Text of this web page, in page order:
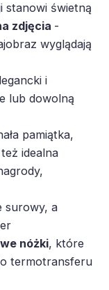
stanowi świetną
zdjęcia -
wyglądają
i
lub dowolną
pamiątka,
idealna
surowy, a
nóżki, które
termotransferu